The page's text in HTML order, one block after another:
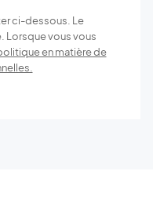
ci-dessous. Le
Lorsque vous vous
en matière de